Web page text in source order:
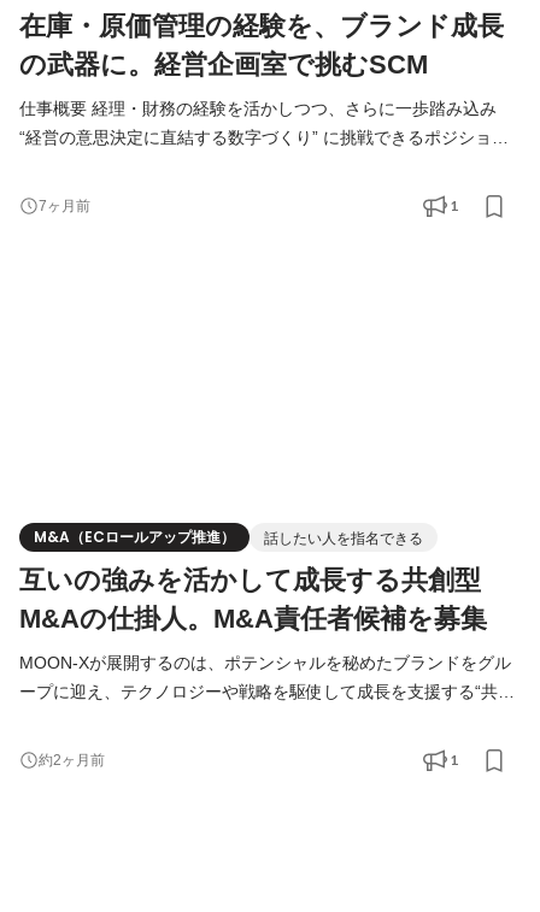
在庫・原価管理の経験を、ブランド成長
の武器に。経営企画室で挑むSCM
仕事概要 経理・財務の経験を活かしつつ、さらに一歩踏み込み
“経営の意思決定に直結する数字づくり” に挑戦できるポジション
製造から物流、販売に至るまでのサプライチェーン全体を、財務
視点で分析・改善し、事業成長を支える役割を担います。 ミッシ
7ヶ月前 1
M&A（ECロールアップ推進） 話したい人を指名できる
互いの強みを活かして成長する共創型
M&Aの仕掛人。M&A責任者候補を募集
MOON-Xが展開するのは、ポテンシャルを秘めたブランドをグル
ープに迎え、テクノロジーや戦略を駆使して成長を支援する“共創
数える間もなく眠る環境を目指す「ヒツジのいらない枕」、猫の
ために尽くす生活用品ブランドの「猫壱」など、多彩な企業が
約2ヶ月前 1